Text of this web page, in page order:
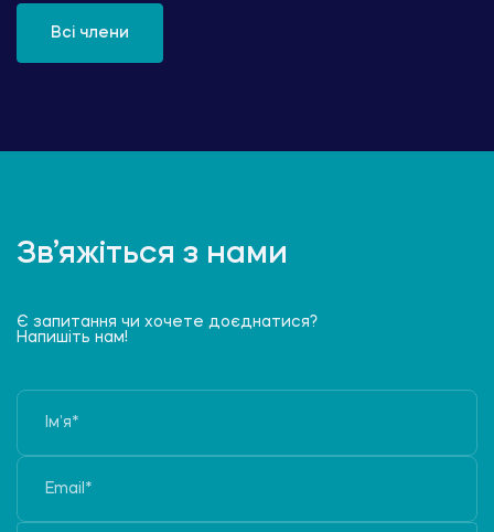
Всі члени
Зв’яжіться з нами
Є запитання чи хочете доєднатися?
Напишіть нам!